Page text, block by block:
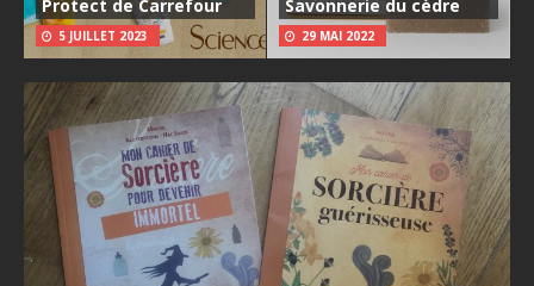
Protect de Carrefour
5 JUILLET 2023
Savonnerie du cèdre
29 MAI 2022